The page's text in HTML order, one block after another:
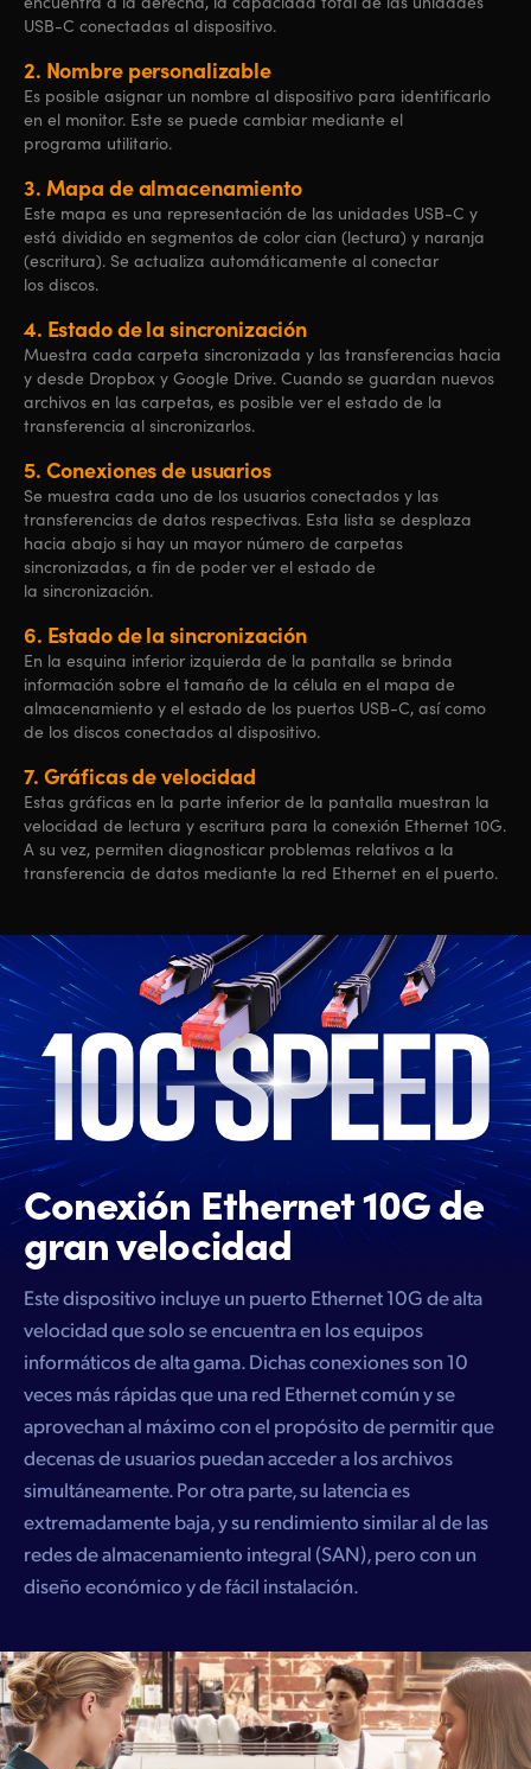
USB-C conectadas al dispositivo.
2. Nombre personalizable
Es posible asignar un nombre al dispositivo para identificarlo
en el monitor. Este se puede cambiar mediante el
programa utilitario.
3. Mapa de almacenamiento
Este mapa es una representación de las unidades USB-C y
está dividido en segmentos de color cian (lectura) y naranja
(escritura). Se actualiza automáticamente al conectar
los discos.
4. Estado de la sincronización
Muestra cada carpeta sincronizada y las transferencias hacia
y desde Dropbox y Google Drive. Cuando se guardan nuevos
archivos en las carpetas, es posible ver el estado de la
transferencia al sincronizarlos.
5. Conexionesde usuarios
Se muestra cada uno de los usuarios conectados y las
transferencias de datos respectivas. Esta lista se desplaza
hacia abajo si hay un mayor número de carpetas
sincronizadas, a fin de poder ver el estado de
la sincronización.
6. Estado de la sincronización
En la esquina inferior izquierda de la pantalla se brinda
información sobre el tamaño de la célula en el mapa de
almacenamiento y el estado de los puertos USB-C, así como
de los discos conectados al dispositivo.
7. Gráficasde velocidad
Estas gráficas en la parte inferior de la pantalla muestran la
velocidad de lectura y escritura para la conexión Ethernet 10G.
A su vez, permiten diagnosticar problemas relativos a la
transferencia de datos mediante la red Ethernet en el puerto.
Conexión Ethernet10G de
gran velocidad
Este dispositivo incluye un puerto Ethernet 10G de alta
velocidad que solo se encuentra en los equipos
informáticos de alta gama. Dichas conexiones son 10
veces más rápidas que una red Ethernet común y se
aprovechan al máximo con el propósito de permitir que
decenas de usuarios puedan acceder a los archivos
simultáneamente. Por otra parte, su latencia es
extremadamente baja, y su rendimiento similar al de las
redes de almacenamiento integral (SAN), pero con un
diseño económico y de fácil instalación.